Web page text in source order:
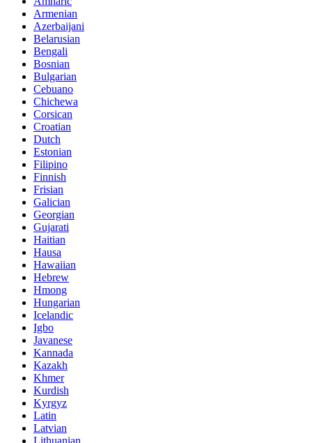
Armenian
Azerbaijani
Belarusian
Bengali
Bosnian
Bulgarian
Cebuano
Chichewa
Corsican
Croatian
Dutch
Estonian
Filipino
Finnish
Frisian
Galician
Georgian
Gujarati
Haitian
Hausa
Hawaiian
Hebrew
Hmong
Hungarian
Icelandic
Igbo
Javanese
Kannada
Kazakh
Khmer
Kurdish
Kyrgyz
Latin
Latvian
Lithuanian